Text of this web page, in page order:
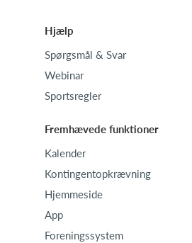
Hjælp
Spørgsmål & Svar
Webinar
Sportsregler
Fremhævede funktioner
Kalender
Kontingentopkrævning
Hjemmeside
App
Foreningssystem